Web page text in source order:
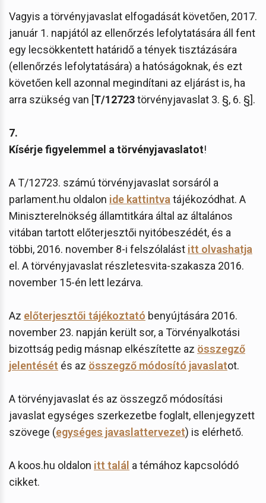
Vagyis a törvényjavaslat elfogadását követően, 2017.
január 1. napjától az ellenőrzés lefolytatására áll fent
egy lecsökkentett határidő a tények tisztázására
(ellenőrzés lefolytatására) a hatóságoknak, és ezt
követően kell azonnal megindítani az eljárást is, ha
arra szükség van [T/12723törvényjavaslat 3. §, 6. §].
7.
Kísérje figyelemmel a törvényjavaslatot!
A T/12723. számú törvényjavaslat sorsáról a
parlament.hu oldalon ide kattintva tájékozódhat. A
Miniszterelnökség államtitkára által az általános
vitában tartott előterjesztői nyitóbeszédét, és a
többi, 2016. november 8-i felszólalást itt olvashatja
el. A törvényjavaslat részletesvita-szakasza 2016.
november 15-én lett lezárva.
Az előterjesztői tájékoztató benyújtására 2016.
november 23. napján került sor, a Törvényalkotási
bizottság pedig másnap elkészítette az összegző
jelentését és az összegző módosító javaslatot.
A törvényjavaslat és az összegző módosítási
javaslat egységes szerkezetbe foglalt, ellenjegyzett
szövege (egységes javaslattervezet) is elérhető.
A koos.hu oldalon itt talál a témához kapcsolódó
cikket.